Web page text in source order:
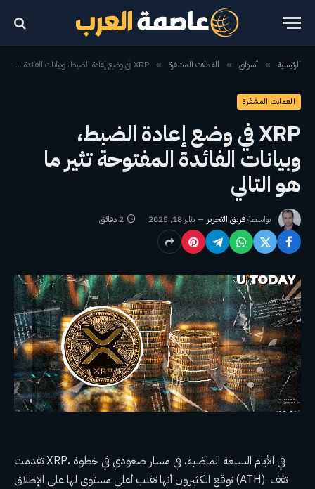
الرئيسية » أسواق » العملات المشفرة » XRP في وضع إعادة الضبط، وبيانات الفائدة المفتوحة تثير ما هو التالي
العملات المشفرة
XRP في وضع إعادة الضبط،
وبيانات الفائدة المفتوحة تثير ما
هو التالي
بواسطةفريق التحرير يناير 18, 2025 2 دقائق
تقدمت XRP، في الأيام السبعة الماضية، في مسار صعودي في خطوة
توقع الكثيرون أنها تقلب أعلى مستوى لها على الإطلاق (ATH). تقف